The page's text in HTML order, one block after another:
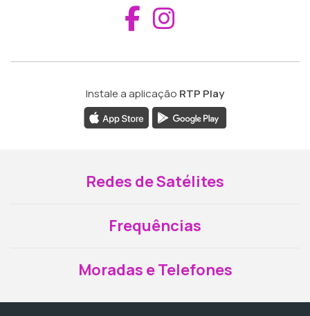
Aceder ao
Instale a aplicação RTP Play
Redes de Satélites
Frequências
Moradas e Telefones